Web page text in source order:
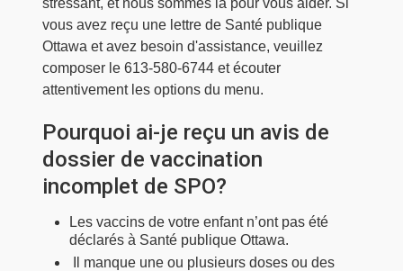
vous avez reçu une lettre de Santé publique
Ottawa et avez besoin d'assistance, veuillez
composer le 613-580-6744 et écouter
attentivement les options du menu.
Pourquoi ai-je reçu un avis de
dossier de vaccination
incomplet de SPO?
Les vaccins de votre enfant n’ont pas été
déclarés à Santé publique Ottawa.
Il manque une ou plusieurs doses ou des